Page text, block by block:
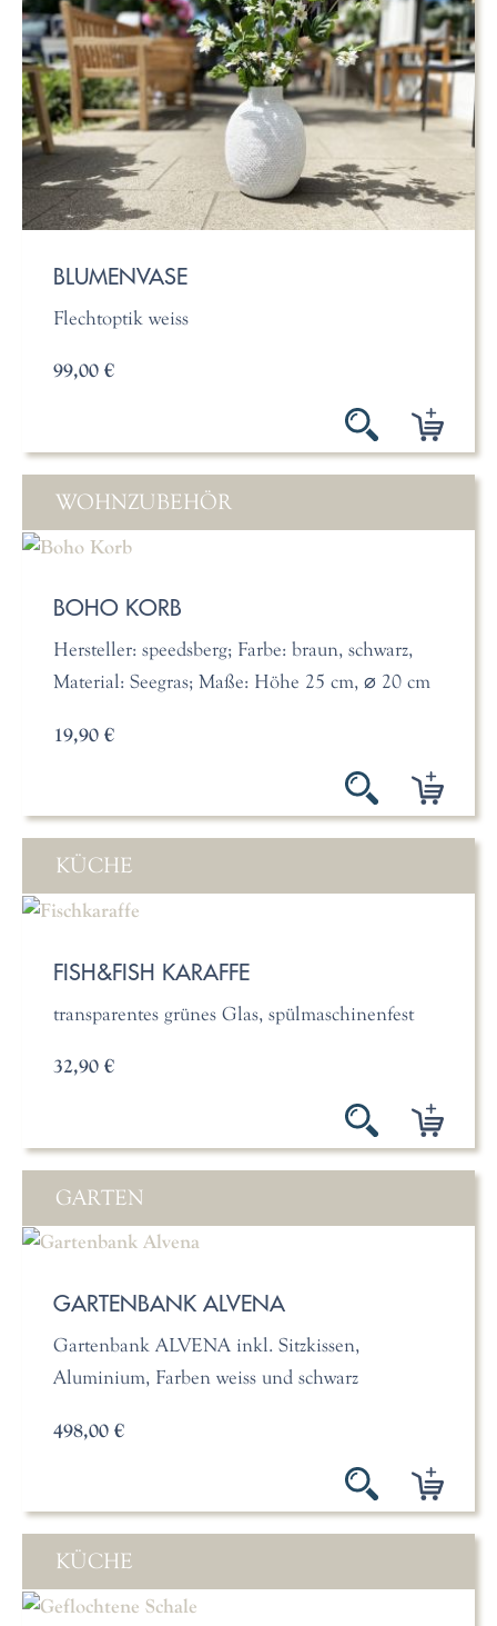
BLUMENVASE
Flechtoptik weiss
99,00 €
WOHNZUBEHÖR
BOHO KORB
Hersteller: speedsberg; Farbe: braun, schwarz,
Material: Seegras; Maße: Höhe 25 cm, ⌀ 20 cm
19,90 €
KÜCHE
FISH&FISH KARAFFE
transparentes grünes Glas, spülmaschinenfest
32,90 €
GARTEN
GARTENBANK ALVENA
Gartenbank ALVENA inkl. Sitzkissen,
Aluminium, Farben weiss und schwarz
498,00 €
KÜCHE